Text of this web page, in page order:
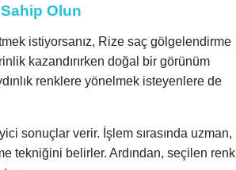
Olun
istiyorsanız, Rize saç gölgelendirme
kazandırırken doğal bir görünüm
renklere yönelmek isteyenlere de
sonuçlar verir. İşlem sırasında uzman,
tekniğini belirler. Ardından, seçilen renk